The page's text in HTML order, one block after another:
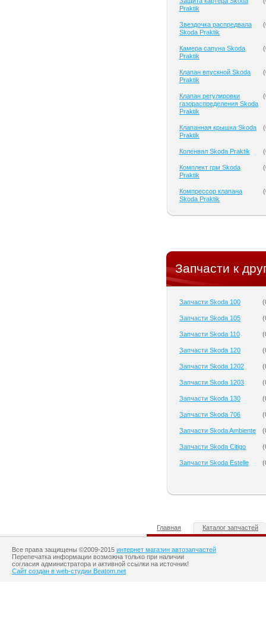
Praktik
Звездочка распредвала
Skoda Praktik
(
Камера сапуна Skoda
Praktik
(
Клапан впускной Skoda
Praktik
(
Клапан регулировки
газораспределения Skoda
Praktik
(
Клапанная крышка Skoda
Praktik
(
Коленвал Skoda Praktik (
Комплект грм Skoda
Praktik
(
Компрессор клапана
Skoda Praktik
(
Запчасти к
Запчасти Skoda 100 (
Запчасти Skoda 105 (
Запчасти Skoda 110 (
Запчасти Skoda 120 (
Запчасти Skoda 1202 (
Запчасти Skoda 1203 (
Запчасти Skoda 130 (
Запчасти Skoda 706 (
Запчасти Skoda Ambiente (
Запчасти Skoda Citigo (
Запчасти Skoda Estelle (
Главная Каталог запчастей
Все права защищены ©2009-2015 интернет магазин автозапчастей
Перепечатка информации возможна только при наличии
согласия администратора и активной ссылки на источник!
Сайт создан в web-студии Beatom.net